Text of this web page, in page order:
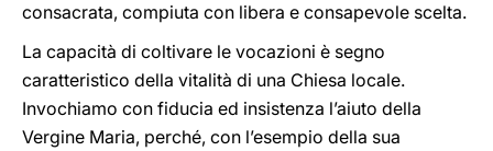
consacrata, compiuta con libera e consapevole scelta.
La capacità di coltivare le vocazioni è segno
caratteristico della vitalità di una Chiesa locale.
Invochiamo con fiducia ed insistenza l’aiuto della
Vergine Maria, perché, con l’esempio della sua